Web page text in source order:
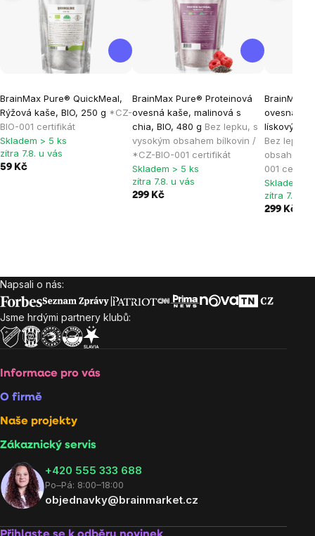
BrainMax Pure® QuickMeal,
Rýžová kaše, BIO, 250 g *CZ-
BIO-001 certifikát
Skladem > 5 ks
zítra 7.8. u vás
59 Kč
BrainMax Pure® Proteinová
ovesná kaše, malinová s
chia, BIO, 480 g Bez lepku, s
vysokým obsahem bílkovin /
*CZ-BIO-001 certifikát
Skladem > 5 ks
zítra 7.8. u vás
299 Kč
BrainMax
ovesná
lískovými
Bez lepku,
obsahem
001
Skladem >
zítra 7.8. u
299 Kč
Zápatí
Napsali o nás:
Jsme hrdými partnery klubů:
Informace pro vás
O firmě
Naše projekty
Zákaznický servis
‭+420 555 333 688
Po–Pá: 8:00–18:00
objednavky@brainmarket.cz